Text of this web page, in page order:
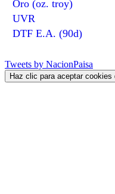
Oro (oz. troy)
UVR
DTF E.A. (90d)
Tweets by NacionPaisa
Haz clic para aceptar